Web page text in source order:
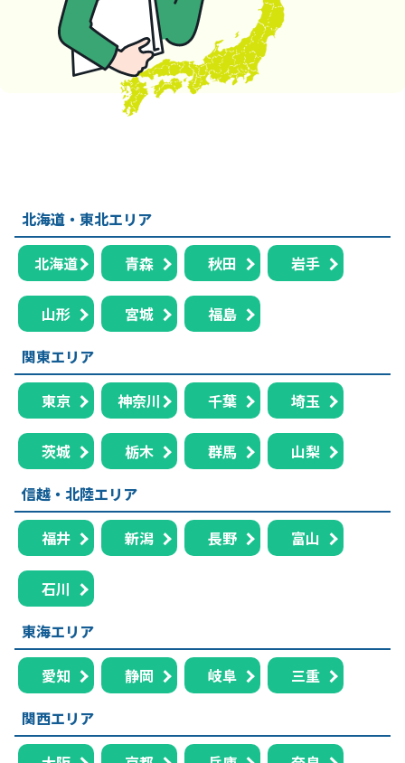
北海道・東北エリア
北海道 青森 秋田 岩手
山形 宮城
福島
関東エリア
東京 神奈川 千葉 埼玉
茨城 栃木 群馬
山梨
信越・北陸エリア
福井 新潟 長野 富山
石川
東海エリア
愛知 静岡 岐阜
三重
関西エリア